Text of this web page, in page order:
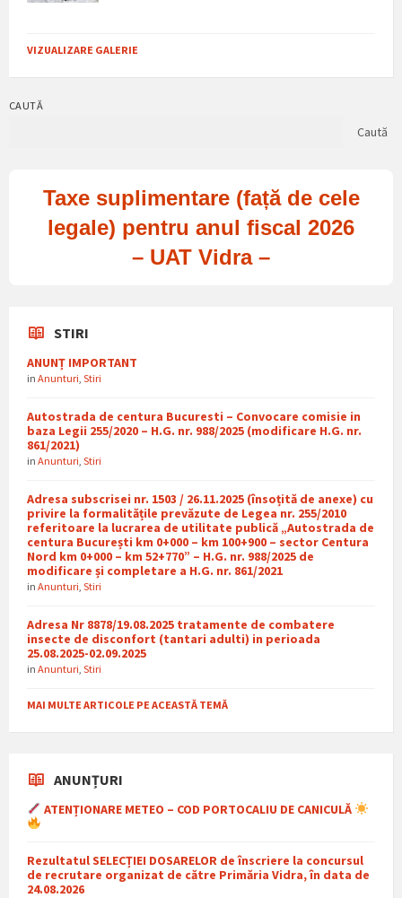
VIZUALIZARE GALERIE
CAUTĂ
Caută
Taxe suplimentare (față de cele
legale) pentru anul fiscal 2026
– UAT Vidra –
STIRI
ANUNȚ IMPORTANT
in Anunturi Stiri
Autostrada de centura Bucuresti – Convocare comisie in
baza Legii 255/2020 – H.G. nr. 988/2025 (modificare H.G. nr.
861/2021)
in Anunturi Stiri
Adresa subscrisei nr. 1503 / 26.11.2025 (însoțită de anexe) cu
privire la formalitățile prevăzute de Legea nr. 255/2010
referitoare la lucrarea de utilitate publică „Autostrada de
centura București km 0+000 – km 100+900 – sector Centura
Nord km 0+000 – km 52+770” – H.G. nr. 988/2025 de
modificare și completare a H.G. nr. 861/2021
in Anunturi Stiri
Adresa Nr 8878/19.08.2025 tratamente de combatere
insecte de disconfort (tantari adulti) in perioada
25.08.2025-02.09.2025
in Anunturi Stiri
MAI MULTE ARTICOLE PE ACEASTĂ TEMĂ
ANUNȚURI
ATENȚIONARE METEO – COD PORTOCALIU DE CANICULĂ
Rezultatul SELECȚIEI DOSARELOR de înscriere la concursul
de recrutare organizat de către Primăria Vidra, în data de
24.08.2026